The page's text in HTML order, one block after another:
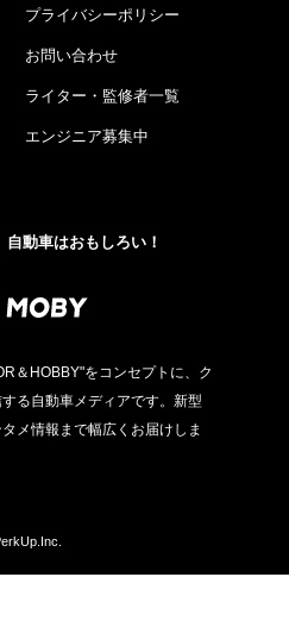
プライバシーポリシー
お問い合わせ
ライター・監修者一覧
エンジニア募集中
動車はおもしろい！
＆HOBBY"をコンセプトに、ク
る自動車メディアです。新型
メ情報まで幅広くお届けしま